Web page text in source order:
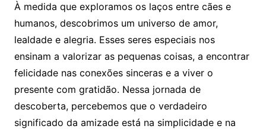
À medida que exploramos os laços entre cães e
humanos, descobrimos um universo de amor,
lealdade e alegria. Esses seres especiais nos
ensinam a valorizar as pequenas coisas, a encontrar
felicidade nas conexões sinceras e a viver o
presente com gratidão. Nessa jornada de
descoberta, percebemos que o verdadeiro
significado da amizade está na simplicidade e na